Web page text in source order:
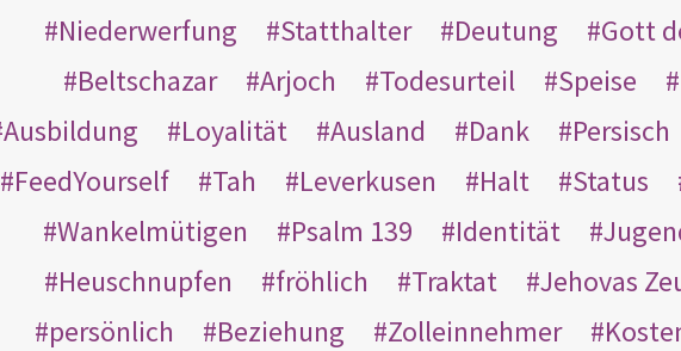
Niederwerfung
Statthalter Deutung Gott
Beltschazar
Arjoch Todesurteil Speise
Ausbildung
Loyalität Ausland Dank Persisch
FeedYourself
Tah Leverkusen Halt Status
Wankelmütigen
Psalm 139 Identität
Heuschnupfen
fröhlich Traktat Jehovas
persönlich
Beziehung Zolleinnehmer